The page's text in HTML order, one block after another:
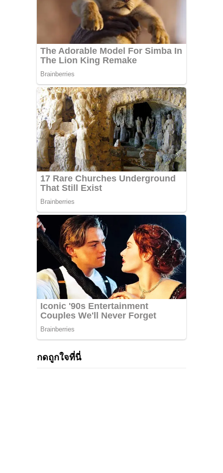
กดถูกใจที่นี่